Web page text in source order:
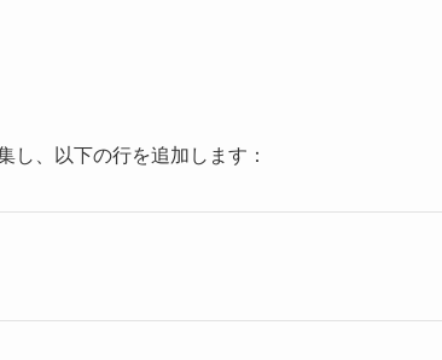
し、以下の行を追加します：